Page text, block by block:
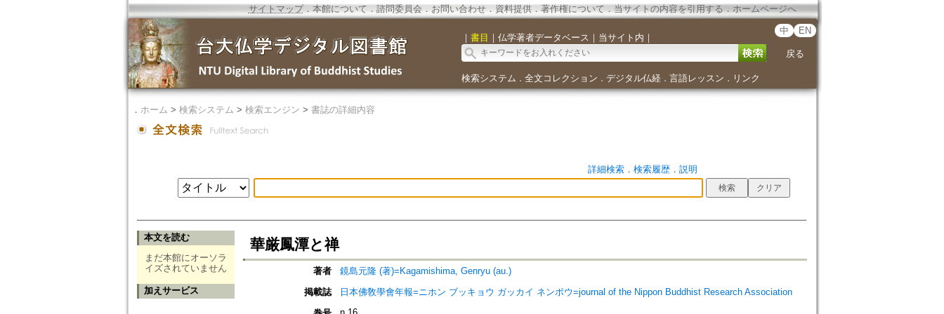
サイトマップ．本館について ． 諮問委員会． お問い合わせ． 資料提供． 著作権について．当サイトの内容を引用する ． ホームページへ
｜ 書目 ｜ 仏学著者データベース ｜ 当サイト内 ｜
中 EN
戻る
検索システム ． 全文コレクション ． デジタル仏経． 言語レッスン ． リンク
． ホーム > 検索システム > 検索エンジン > 書誌の詳細内容
詳細検索． 検索履歴． 説明
本文を読む
まだ本館にオーソラ
イズされていません
加えサービス
華厳鳳潭と禅
著者
鏡島元隆 (著)=Kagamishima, Genryu (au.)
掲載誌
日本佛敎學會年報=ニホン ブッキョウ ガッカイ ネンポウ=journal of the Nippon Buddhist Research Association